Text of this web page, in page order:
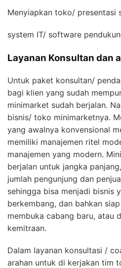
Menyiapkan toko/ presentasi
system IT/ software
Layanan Konsultan dan
Untuk paket konsultan/
bagi klien yang sudah
minimarket sudah berjalan.
bisnis/ toko minimarketnya.
yang awalnya konvensional
memiliki manajemen ritel
manajemen yang modern.
berjalan untuk jangka
jumlah pengunjung dan
sehingga bisa menjadi bisnis
berkembang, dan bahkan
membuka cabang baru, atau
kemitraan.
Dalam layanan konsultasi /
arahan untuk di kerjakan tim